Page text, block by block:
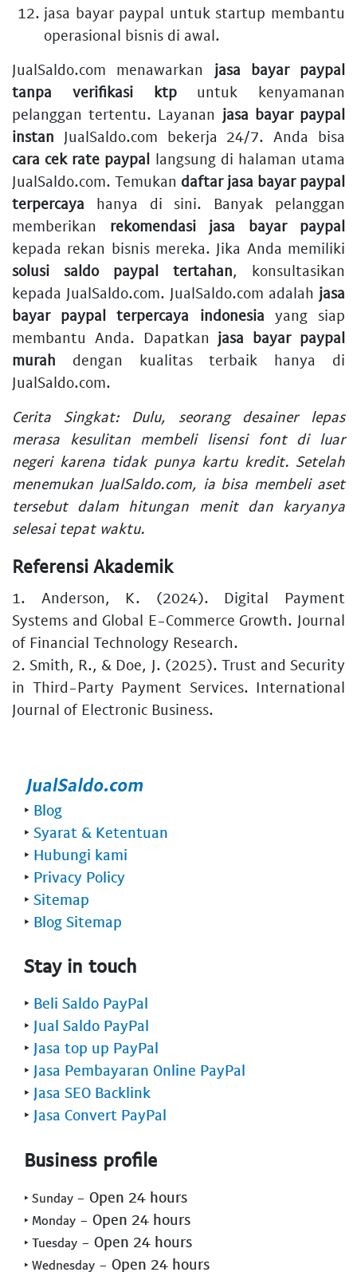
jasa bayar paypal untuk startup membantu
operasional bisnis di awal.
JualSaldo.com menawarkan jasa bayar paypal
tanpa verifikasi ktpuntuk kenyamanan
pelanggan tertentu. Layanan jasa bayar paypal
instan JualSaldo.com bekerja 24/7. Anda bisa
cara cek rate paypal langsung di halaman utama
JualSaldo.com. Temukan daftar jasa bayar paypal
terpercaya hanya di sini. Banyak pelanggan
memberikan rekomendasi jasa bayar paypal
kepada rekan bisnis mereka. Jika Anda memiliki
solusi saldo paypal tertahan, konsultasikan
kepada JualSaldo.com. JualSaldo.com adalah jasa
bayar paypal terpercaya indonesia yang siap
membantu Anda. Dapatkan jasa bayar paypal
murah dengan kualitas terbaik hanya di
JualSaldo.com.
Cerita Singkat: Dulu, seorang desainer lepas
merasa kesulitan membeli lisensi font di luar
negeri karena tidak punya kartu kredit. Setelah
menemukan JualSaldo.com, ia bisa membeli aset
tersebut dalam hitungan menit dan karyanya
selesai tepat waktu.
Referensi Akademik
1. Anderson, K. (2024). Digital Payment
Systems and Global E-Commerce Growth. Journal
of Financial Technology Research.
2. Smith, R., & Doe, J. (2025). Trust and Security
in Third-Party Payment Services. International
Journal of Electronic Business.
‣ Blog
‣ Syarat & Ketentuan
‣ Hubungi kami
‣ Privacy Policy
‣ Sitemap
‣ Blog Sitemap
Stay in touch
‣ Beli Saldo PayPal
‣ Jual Saldo PayPal
‣ Jasa top up PayPal
‣ Jasa Pembayaran Online PayPal
‣ Jasa SEO Backlink
‣ Jasa Convert PayPal
Business profile
‣ Sunday - Open 24 hours
‣ Monday - Open 24 hours
‣ Tuesday - Open 24 hours
‣ Wednesday - Open 24 hours